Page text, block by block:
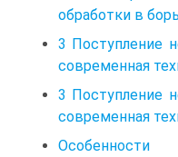
обработки в
3 Поступление
современная
3 Поступление
современная